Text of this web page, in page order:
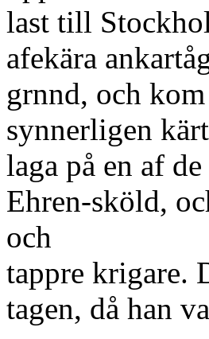
last till
afekära
grnnd, och
synnerligen
laga på en af
Ehren-sköld,
och
tappre krigare.
tagen, då han